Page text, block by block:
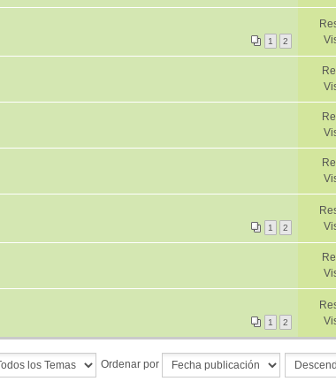
1 2
1 2
1 2
Ordenar por